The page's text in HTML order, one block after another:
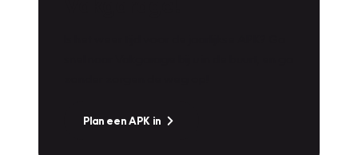
Plan een APK in